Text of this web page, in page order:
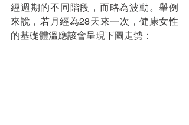
經週期的不同階段，而略為波動。舉例
來說，若月經為28天來一次，健康女性
的基礎體溫應該會呈現下圖走勢：